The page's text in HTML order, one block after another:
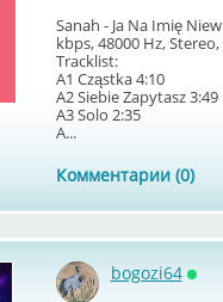
Sanah - Ja Na Imię
kbps, 48000 Hz, Stereo,
Tracklist:
A1 Cząstka 4:10
A2 Siebie Zapytasz 3:49
A3 Solo 2:35
A...
Комментарии (0)
bogozi64